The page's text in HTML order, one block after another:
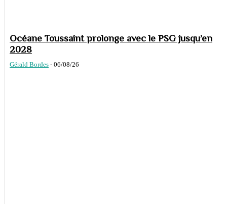
Océane Toussaint prolonge avec le PSG jusqu’en
2028
Gérald Bordes - 06/08/26